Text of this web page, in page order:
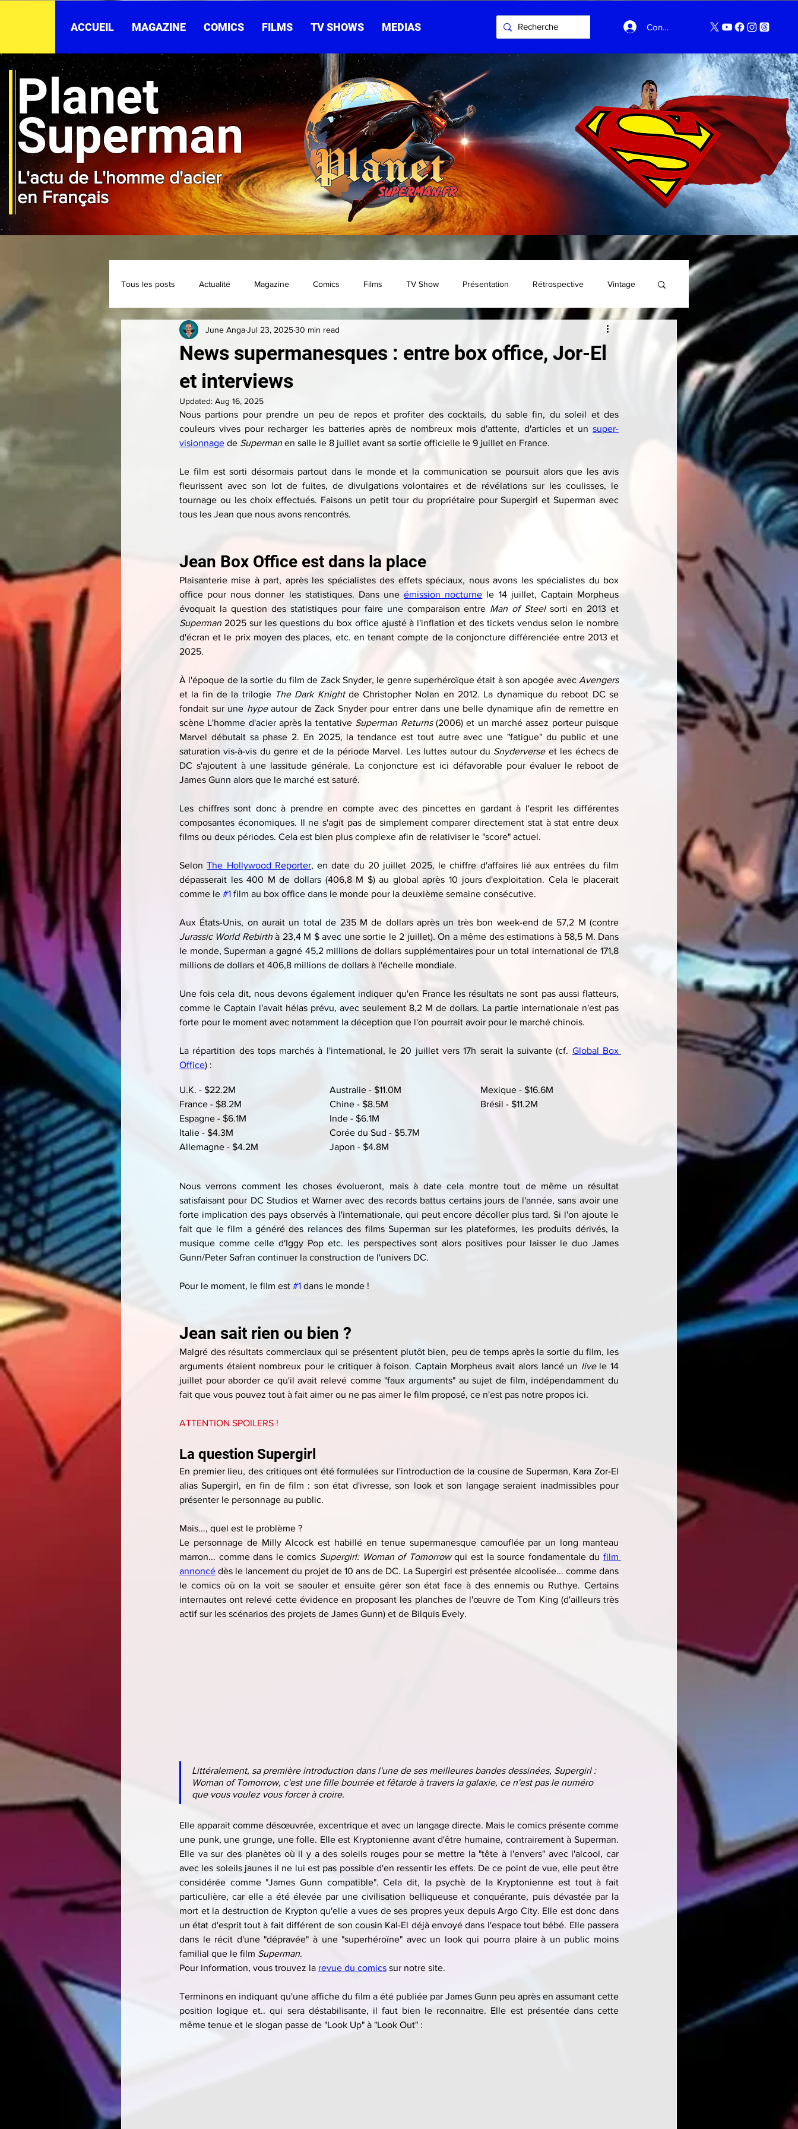
ACCUEIL MAGAZINE COMICS FILMS TV SHOWS MEDIAS Connexion
Planet
Superman
L'actu de L'homme d'acier
en Français
Tous les posts Actualité Magazine Comics Films TV Show Présentation Rétrospective Vintage
Classique Collection Convention Brèves
News supermanesques : entre box office, Jor-El
et interviews
June AngaJul 23, 202530 min read
Updated: Aug 16, 2025
Nous partions pour prendre un peu de repos et profiter des cocktails, du sable fin, du soleil et des
couleurs vives pour recharger les batteries après de nombreux mois d'attente, d'articles et un super-
visionnage de Superman en salle le 8 juillet avant sa sortie officielle le 9 juillet en France.
Le film est sorti désormais partout dans le monde et la communication se poursuit alors que les avis
fleurissent avec son lot de fuites, de divulgations volontaires et de révélations sur les coulisses, le
tournage ou les choix effectués. Faisons un petit tour du propriétaire pour Supergirl et Superman avec
tous les Jean que nous avons rencontrés.
Jean Box Office est dans la place
Plaisanterie mise à part, après les spécialistes des effets spéciaux, nous avons les spécialistes du box
office pour nous donner les statistiques. Dans une émission nocturne le 14 juillet, Captain Morpheus
évoquait la question des statistiques pour faire une comparaison entre Man of Steel
Superman 2025 sur les questions du box office ajusté à l'inflation et des tickets vendus selon le nombre
d'écran et le prix moyen des places, etc. en tenant compte de la conjoncture différenciée entre 2013 et
2025.
À l'époque de la sortie du film de Zack Snyder, le genre superhéroïque était à son apogée avec Avengers
et la fin de la trilogie The Dark Knight de Christopher Nolan en 2012. La dynamique du reboot DC se
fondait sur une hype autour de Zack Snyder pour entrer dans une belle dynamique afin de remettre en
scène L'homme d'acier après la tentative Superman Returns (2006) et un marché assez porteur puisque
Marvel débutait sa phase 2. En 2025, la tendance est tout autre avec une "fatigue" du public et une
saturation vis-à-vis du genre et de la période Marvel. Les luttes autour du Snyderverse et les échecs de
DC s'ajoutent à une lassitude générale. La conjoncture est ici défavorable pour évaluer le reboot de
James Gunn alors que le marché est saturé.
Les chiffres sont donc à prendre en compte avec des pincettes en gardant à l'esprit les différentes
composantes économiques. Il ne s'agit pas de simplement comparer directement stat à stat entre deux
films ou deux périodes. Cela est bien plus complexe afin de relativiser le "score" actuel.
Selon The Hollywood Reporter, en date du 20 juillet 2025, le chiffre d'affaires lié aux entrées du film
dépasserait les 400 M de dollars (406,8 M $) au global après 10 jours d'exploitation. Cela le placerait
comme le #1 film au box office dans le monde pour la deuxième semaine consécutive.
Jurassic World Rebirth à 23,4 M $ avec une sortie le 2 juillet). On a même des estimations à 58,5 M. Dans
le monde, Superman a gagné 45,2 millions de dollars supplémentaires pour un total international de 171,8
millions de dollars et 406,8 millions de dollars à l'échelle mondiale.
Une fois cela dit, nous devons également indiquer qu'en France les résultats ne sont pas aussi flatteurs,
comme le Captain l'avait hélas prévu, avec seulement 8,2 M de dollars. La partie internationale n'est pas
forte pour le moment avec notamment la déception que l'on pourrait avoir pour le marché chinois.
La répartition des tops marchés à l'international, le 20 juillet vers 17h serait la suivante (cf. Global Box
Office) :
U.K. - $22.2M
France - $8.2M
Espagne - $6.1M
Italie - $4.3M
Allemagne - $4.2M
Australie - $11.0M
Chine - $8.5M
Inde - $6.1M
Corée du Sud - $5.7M
Japon - $4.8M
Mexique - $16.6M
Brésil - $11.2M
Nous verrons comment les choses évolueront, mais à date cela montre tout de même un résultat
satisfaisant pour DC Studios et Warner avec des records battus certains jours de l'année, sans avoir une
forte implication des pays observés à l'internationale, qui peut encore décoller plus tard. Si l'on ajoute le
fait que le film a généré des relances des films Superman sur les plateformes, les produits dérivés, la
musique comme celle d'Iggy Pop etc. les perspectives sont alors positives pour laisser le duo James
Gunn/Peter Safran continuer la construction de l'univers DC.
Pour le moment, le film est #1 dans le monde !
Jean sait rien ou bien ?
Malgré des résultats commerciaux qui se présentent plutôt bien, peu de temps après la sortie du film, les
arguments étaient nombreux pour le critiquer à foison. Captain Morpheus avait alors lancé un live le 14
juillet pour aborder ce qu'il avait relevé comme "faux arguments" au sujet de film, indépendamment du
fait que vous pouvez tout à fait aimer ou ne pas aimer le film proposé, ce n'est pas notre propos ici.
ATTENTION SPOILERS !
La question Supergirl
En premier lieu, des critiques ont été formulées sur l'introduction de la cousine de Superman, Kara Zor-El
alias Supergirl, en fin de film : son état d'ivresse, son look et son langage seraient inadmissibles pour
présenter le personnage au public.
Mais..., quel est le problème ?
Le personnage de Milly Alcock est habillé en tenue supermanesque camouflée par un long manteau
marron... comme dans le comics Supergirl: Woman of Tomorrow qui est la source fondamentale du film
annoncé dès le lancement du projet de 10 ans de DC. La Supergirl est présentée alcoolisée... comme dans
le comics où on la voit se saouler et ensuite gérer son état face à des ennemis ou Ruthye. Certains
internautes ont relevé cette évidence en proposant les planches de l'œuvre de Tom King (d'ailleurs très
actif sur les scénarios des projets de James Gunn) et de Bilquis Evely.
Littéralement, sa première introduction dans l'une de ses meilleures bandes dessinées, Supergirl :
Woman of Tomorrow, c'est une fille bourrée et fêtarde à travers la galaxie, ce n'est pas le numéro
que vous voulez vous forcer à croire.
Elle apparait comme désœuvrée, excentrique et avec un langage directe. Mais le comics présente comme
une punk, une grunge, une folle. Elle est Kryptonienne avant d'être humaine, contrairement à Superman.
Elle va sur des planètes où il y a des soleils rouges pour se mettre la "tête à l'envers" avec l'alcool, car
avec les soleils jaunes il ne lui est pas possible d'en ressentir les effets. De ce point de vue, elle peut être
considérée comme "James Gunn compatible". Cela dit, la psychè de la Kryptonienne est tout à fait
particulière, car elle a été élevée par une civilisation belliqueuse et conquérante, puis dévastée par la
mort et la destruction de Krypton qu'elle a vues de ses propres yeux depuis Argo City. Elle est donc dans
un état d'esprit tout à fait différent de son cousin Kal-El déjà envoyé dans l'espace tout bébé. Elle passera
dans le récit d'une "dépravée" à une "superhéroïne" avec un look qui pourra plaire à un public moins
familial que le film Superman.
Pour information, vous trouvez la revue du comics sur notre site.
Terminons en indiquant qu'une affiche du film a été publiée par James Gunn peu après en assumant cette
position logique et.. qui sera déstabilisante, il faut bien le reconnaitre. Elle est présentée dans cette
même tenue et le slogan passe de "Look Up" à "Look Out" :